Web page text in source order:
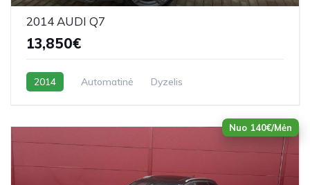
2014 AUDI Q7
13,850€
2014 Automatinė Dyzelis
Nuo 140€/Mėn